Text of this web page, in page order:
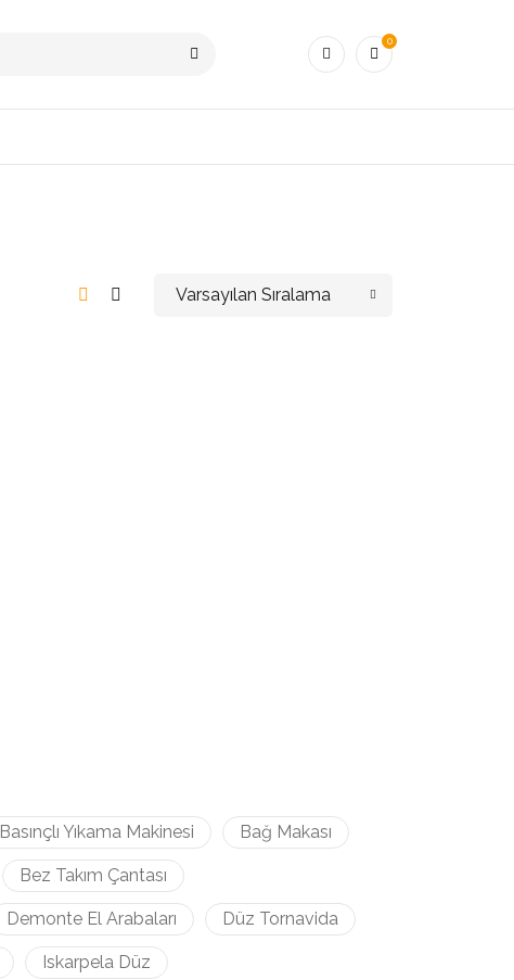
0
Varsayılan Sıralama
Basınçlı Yıkama Makinesi Bağ Makası
Bez Takım Çantası
Demonte El Arabaları Düz Tornavida
Iskarpela Düz